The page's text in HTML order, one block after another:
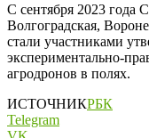
С сентября 2023 года
Волгоградская,
стали участниками
экспериментально-
агродронов в полях.
ИСТОЧНИКРБК
Telegram